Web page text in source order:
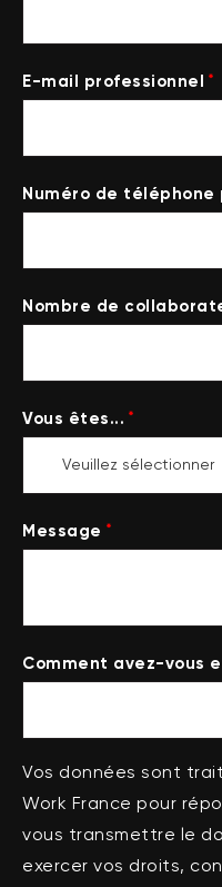
E-mail professionnel *
Numéro de
Nombre de
Vous êtes... *
Message *
Comment avez-vous
Vos données sont
Work France pour
vous transmettre le
exercer vos droits,